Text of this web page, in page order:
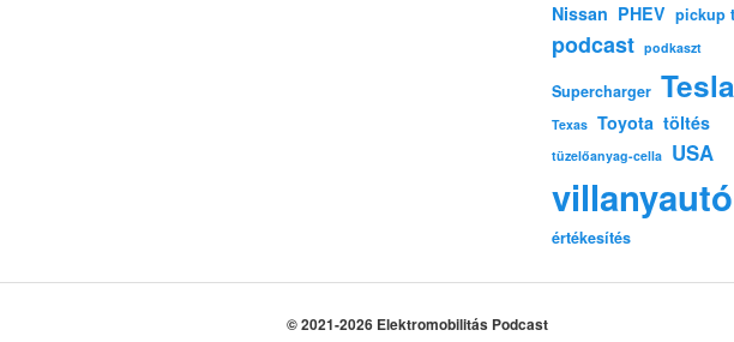
Nissan PHEV pickup
podcast podkaszt
Supercharger Tesla
Texas Toyota töltés
tüzelőanyag-cella USA
villanyautó
értékesítés
© 2021-2026 Elektromobilitás Podcast